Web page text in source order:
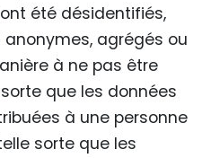
été désidentifiés,
agrégés ou
à ne pas être
que les données
à une personne
sorte que les